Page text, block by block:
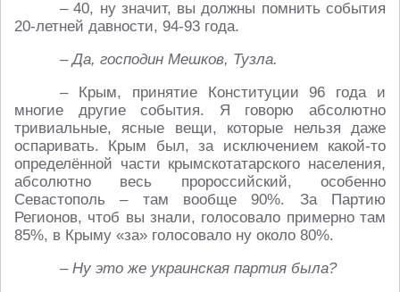
– 40, ну значит, вы должны помнить события
20-летней давности, 94-93 года.
– Да, господин Мешков, Тузла.
– Крым, принятие Конституции 96 года и
многие другие события. Я говорю абсолютно
тривиальные, ясные вещи, которые нельзя даже
оспаривать. Крым был, за исключением какой-то
определённой части крымскотатарского населения,
абсолютно весь пророссийский, особенно
Севастополь – там вообще 90%. За Партию
Регионов, чтоб вы знали, голосовало примерно там
85%, в Крыму «за» голосовало ну около 80%.
– Ну это же украинская партия была?